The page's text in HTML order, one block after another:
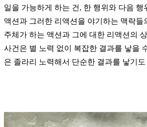
일을 가능하게 하는 건 , 한 행위와 다음 행
액션과 그러한 리액션을 야기하는 맥락들
주체가 하는 액션과 그에 대한 리액션의
사건은 별 노력 없이 복잡한 결과를 낳을
은 졸라리 노력해서 단순한 결과를 낳기